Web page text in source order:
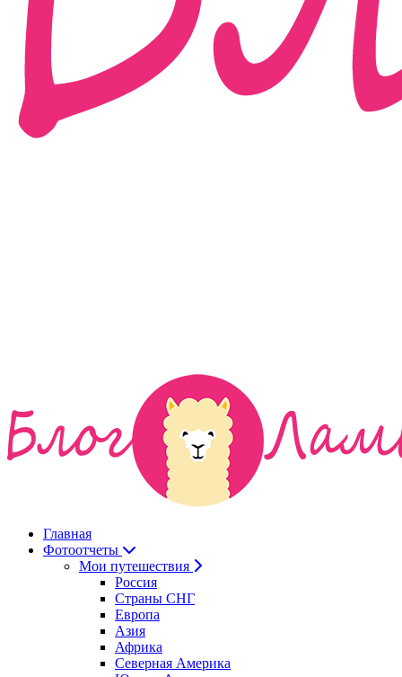
Главная
Фотоотчеты
Мои путешествия
Россия
Страны СНГ
Европа
Азия
Африка
Северная Америка